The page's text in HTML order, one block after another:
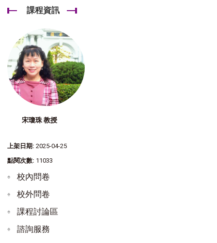
課程資訊
宋瓊珠 教授
上架日期: 2025-04-25
點閱次數: 11033
校內問卷
校外問卷
課程討論區
諮詢服務